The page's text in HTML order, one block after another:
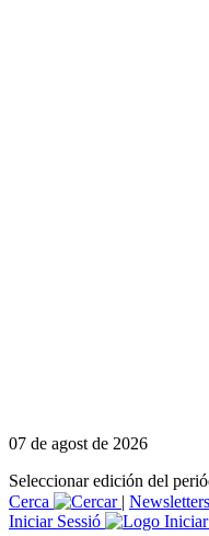
07 de agost de 2026
Seleccionar edición del
Cerca
| Newsletters
Iniciar Sessió